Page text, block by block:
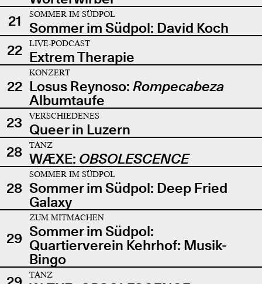
21
SOMMER IM SÜDPOL
Sommer im Südpol: David Koch
22
LIVE-PODCAST
Extrem Therapie
22
KONZERT
Losus Reynoso: Rompecabeza
Albumtaufe
23
VERSCHIEDENES
Queer in Luzern
28
TANZ
WÆXE: OBSOLESCENCE
28
SOMMER IM SÜDPOL
Sommer im Südpol: Deep Fried
Galaxy
29
ZUM MITMACHEN
Sommer im Südpol:
Quartierverein Kehrhof: Musik-
Bingo
TANZ